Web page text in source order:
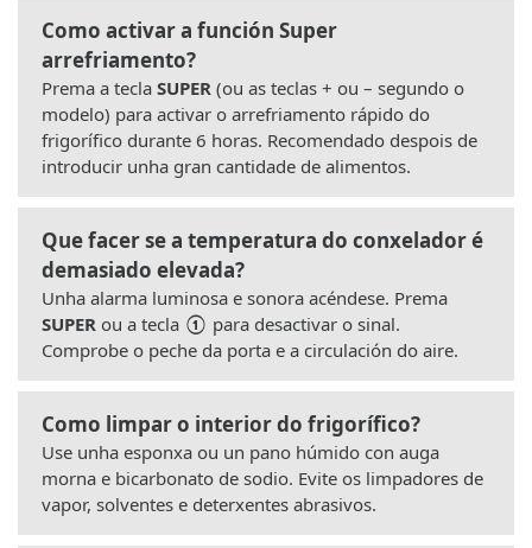
Como activar a función Super
arrefriamento?
Prema a tecla SUPER (ou as teclas + ou – segundo o
modelo) para activar o arrefriamento rápido do
frigorífico durante 6 horas. Recomendado despois de
introducir unha gran cantidade de alimentos.
Que facer se a temperatura do conxelador é
demasiado elevada?
Unha alarma luminosa e sonora acéndese. Prema
SUPER ou a tecla ① para desactivar o sinal.
Comprobe o peche da porta e a circulación do aire.
Como limpar o interior do frigorífico?
Use unha esponxa ou un pano húmido con auga
morna e bicarbonato de sodio. Evite os limpadores de
vapor, solventes e deterxentes abrasivos.